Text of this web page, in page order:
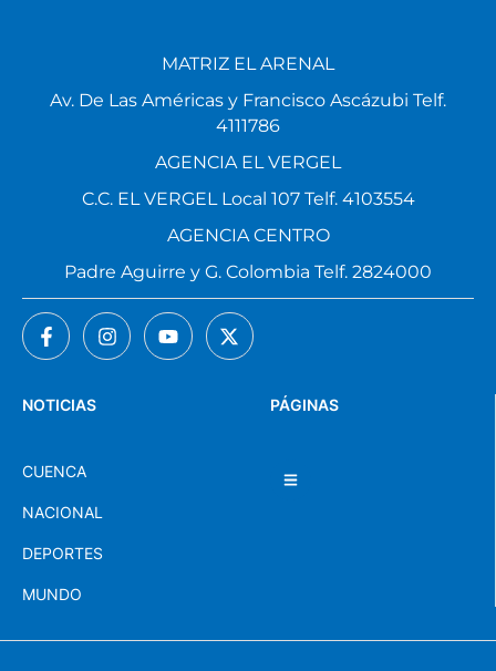
PÁGINAS
NOTICIAS
CUENCA
NACIONAL
DEPORTES
MUNDO
MATRIZ EL ARENAL
Av. De Las Américas y Francisco Ascázubi Telf.
4111786
AGENCIA EL VERGEL
C.C. EL VERGEL Local 107 Telf. 4103554
AGENCIA CENTRO
Padre Aguirre y G. Colombia Telf. 2824000